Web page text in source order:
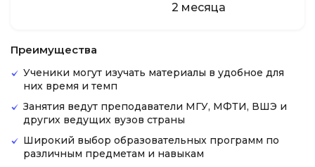
2 месяца
Преимущества
Ученики могут изучать материалы в удобное для
них время и темп
Занятия ведут преподаватели МГУ, МФТИ, ВШЭ и
других ведущих вузов страны
Широкий выбор образовательных программ по
различным предметам и навыкам